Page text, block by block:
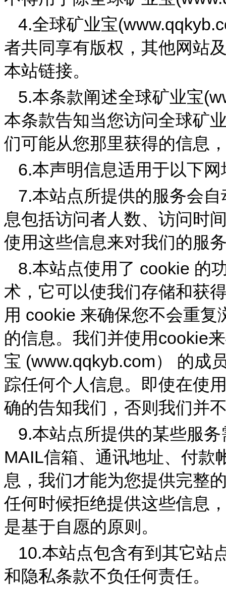
4.全球矿业宝(
者共同享有版权，其他网站
本站链接。
5.本条款阐述全球矿业宝(
本条款告知当您访问全球矿
们可能从您那里获得的信息
6.本声明信息适用于以下网
7.本站点所提供的服务会
息包括访问者人数、访问时
使用这些信息来对我们的服
8.本站点使用了 cookie 的
术，它可以使我们存储和获
用 cookie 来确保您不会重复
的信息。我们并使用cookie
宝 (www.qqkyb.com）
的成
踪任何个人信息。即使在使
确的告知我们，否则我们并
9.本站点所提供的某些服
MAIL信箱、通讯地址、付款
息，我们才能为您提供完整
任何时候拒绝提供这些信息
是基于自愿的原则。
10.本站点包含有到其它站
和隐私条款不负任何责任。